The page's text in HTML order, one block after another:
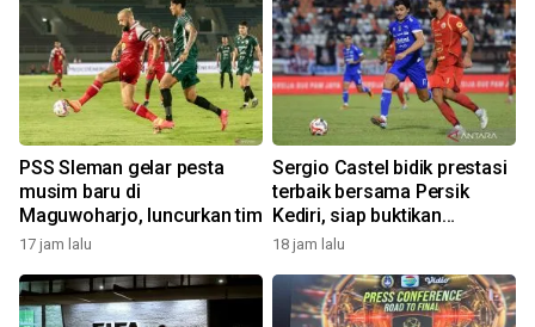
PSS Sleman gelar pesta
musim baru di
Maguwoharjo, luncurkan tim
17 jam lalu
Sergio Castel bidik prestasi
terbaik bersama Persik
Kediri, siap buktikan
ketajaman di musim baru
18 jam lalu